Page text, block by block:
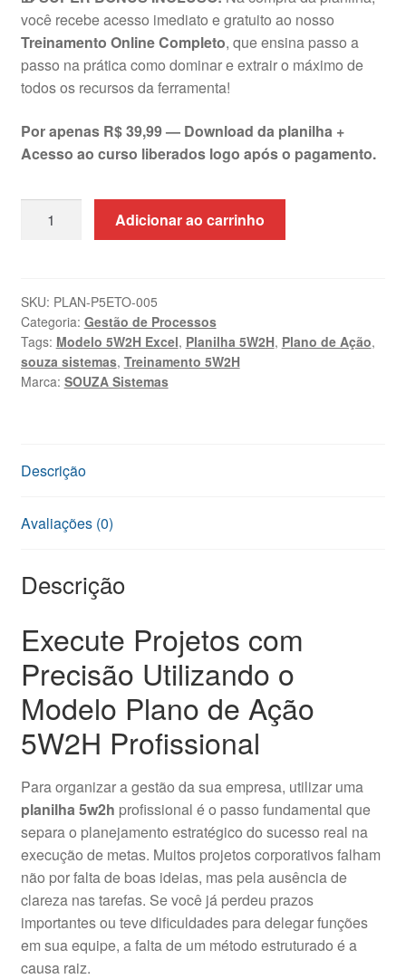
você recebe acesso imediato e gratuito ao nosso
Treinamento Online Completo, que ensina passo a
passo na prática como dominar e extrair o máximo de
todos os recursos da ferramenta!
Por apenas R$ 39,99 — Download da planilha +
Acesso ao curso liberados logo após o pagamento.
5W2H
Treinamento
Online
SOUZA
Sistemas
Adicionar ao carrinho
SKU: PLAN-P5ETO-005
Categoria: Gestão de Processos
Tags: Modelo 5W2H Excel, Planilha 5W2H, Plano de Ação,
souza sistemas, Treinamento 5W2H
Marca: SOUZA Sistemas
Descrição
Avaliações (0)
Descrição
Execute Projetos com
Precisão Utilizando o
Modelo Plano de Ação
5W2H Profissional
Para organizar a gestão da sua empresa, utilizar uma
planilha 5w2h profissional é o passo fundamental que
separa o planejamento estratégico do sucesso real na
execução de metas. Muitos projetos corporativos falham
não por falta de boas ideias, mas pela ausência de
clareza nas tarefas. Se você já perdeu prazos
importantes ou teve dificuldades para delegar funções
em sua equipe, a falta de um método estruturado é a
causa raiz.